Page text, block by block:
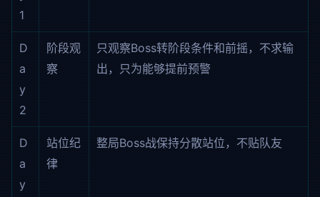
1
D
a
y
2
阶段观
察
只观察Boss转阶段条件和前摇，不求输
出，只为能够提前预警
D
a
y
站位纪
律
整局Boss战保持分散站位，不贴队友